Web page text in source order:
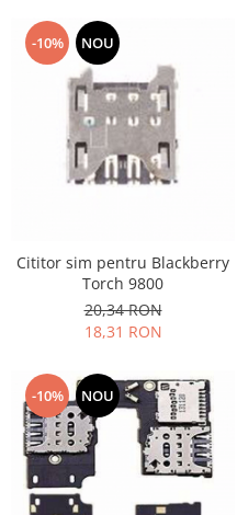
Nokia
Samsung
Asus
Blackberry
Blackview
HTC
HTC
Huawei
Iphone
IPOD
-10% NOU
Cititor sim pentru Blackberry
Torch 9800
20,34 RON
18,31 RON
-10% NOU